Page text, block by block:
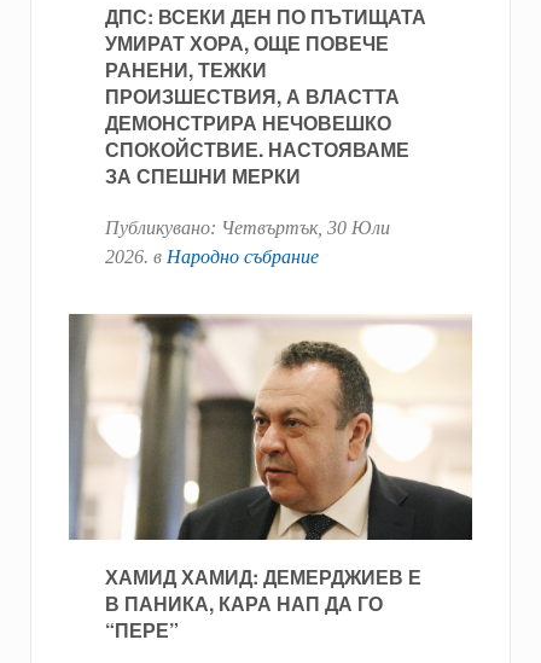
ДПС: ВСЕКИ ДЕН ПО ПЪТИЩАТА
УМИРАТ ХОРА, ОЩЕ ПОВЕЧЕ
РАНЕНИ, ТЕЖКИ
ПРОИЗШЕСТВИЯ, А ВЛАСТТА
ДЕМОНСТРИРА НЕЧОВЕШКО
СПОКОЙСТВИЕ. НАСТОЯВАМЕ
ЗА СПЕШНИ МЕРКИ
Публикувано: Четвъртък, 30 Юли
2026. в Народно събрание
ХАМИД ХАМИД: ДЕМЕРДЖИЕВ Е
В ПАНИКА, КАРА НАП ДА ГО
“ПЕРЕ”